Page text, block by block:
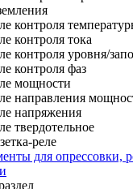
контроля
контроля тока
контроля уровня/
контроля фаз
мощности
направления
напряжения
твердотельное
реле
для опрессовки,